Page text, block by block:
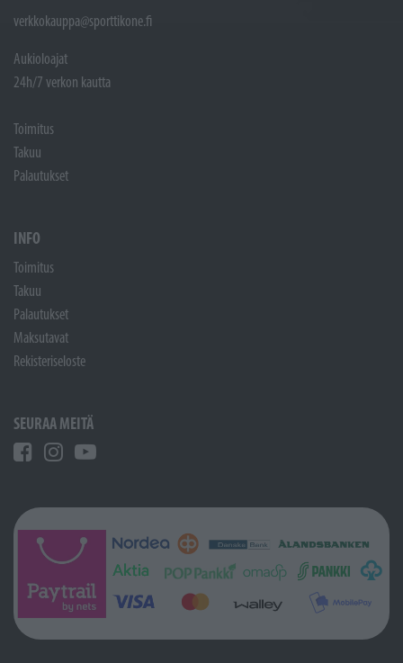
verkkokauppa@sporttikone.fi
Aukioloajat
24h/7 verkon kautta
Toimitus
Takuu
Palautukset
INFO
Toimitus
Takuu
Palautukset
Maksutavat
Rekisteriseloste
SEURAA MEITÄ